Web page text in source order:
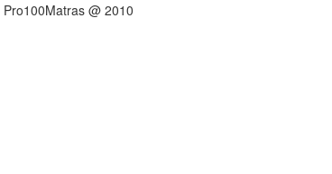
Pro100Matras @ 2010